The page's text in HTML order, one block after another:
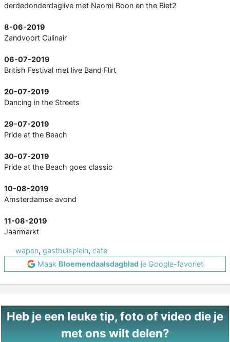
derdedonderdaglive met Naomi Boon en the Biet2
8-06-2019
Zandvoort Culinair
06-07-2019
British Festival met live Band Flirt
20-07-2019
Dancing in the Streets
29-07-2019
Pride at the Beach
30-07-2019
Pride at the Beach goes classic
10-08-2019
Amsterdamse avond
11-08-2019
Jaarmarkt
wapen, gasthuisplein, cafe
Maak Bloemendaalsdagbladje Google-favoriet
Heb je een leuke tip, foto of video die je
met ons wilt delen?